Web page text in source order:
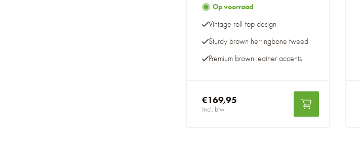
Op voorraad
Vintage roll-top design
Sturdy brown herringbone tweed
Premium brown leather accents
€169,95
Incl. btw